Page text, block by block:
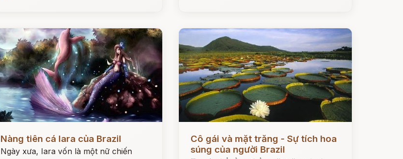
Nàng tiên cá Iara của Brazil
Ngày xưa, Iara vốn là một nữ chiến
Cô gái và mặt trăng - Sự tích hoa
súng của người Brazil